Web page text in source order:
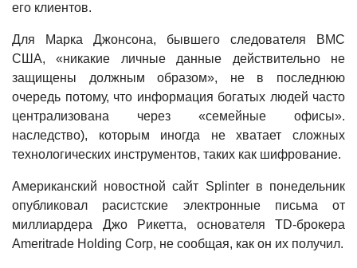
его клиентов.
Для Марка Джонсона, бывшего следователя ВМС
США, «никакие личные данные действительно не
защищены должным образом», не в последнюю
очередь потому, что информация богатых людей часто
централизована через «семейные офисы».
наследство), которым иногда не хватает сложных
технологических инструментов, таких как шифрование.
Американский новостной сайт Splinter в понедельник
опубликовал расистские электронные письма от
миллиардера Джо Рикетта, основателя TD-брокера
Ameritrade Holding Corp, не сообщая, как он их получил.